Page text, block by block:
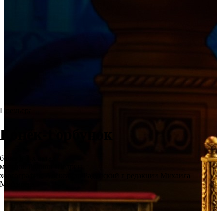
Премьера
Конёк-Горбунок
балет в 3-х актах
музыка: Родион Щедрин
хореография: Александр Радунский в редакции Михаила
Мессерера